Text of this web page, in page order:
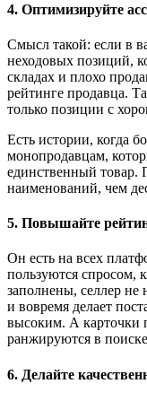
4. Оптимизируйте
Смысл такой: если в
неходовых позиций,
складах и плохо
рейтинге продавца.
только позиции с
Есть истории, когда
монопродавцам,
единственный товар.
наименований, чем
5. Повышайте
Он есть на всех
пользуются спросом,
заполнены, селлер не
и вовремя делает
высоким. А карточки
ранжируются в
6. Делайте